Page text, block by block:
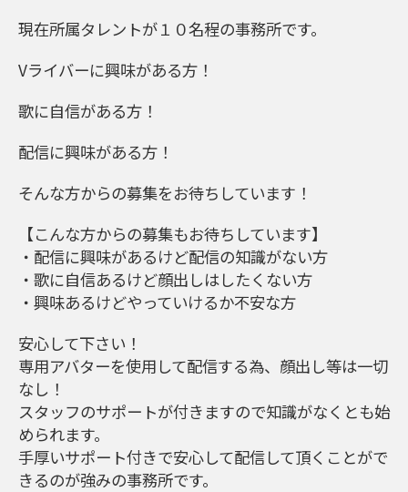
現在所属タレントが１０名程の事務所です。
Vライバーに興味がある方！
歌に自信がある方！
配信に興味がある方！
そんな方からの募集をお待ちしています！
【こんな方からの募集もお待ちしています】
・配信に興味があるけど配信の知識がない方
・歌に自信あるけど顔出しはしたくない方
・興味あるけどやっていけるか不安な方
安心して下さい！
専用アバターを使用して配信する為、顔出し等は一切
なし！
スタッフのサポートが付きますので知識がなくとも始
められます。
手厚いサポート付きで安心して配信して頂くことがで
きるのが強みの事務所です。